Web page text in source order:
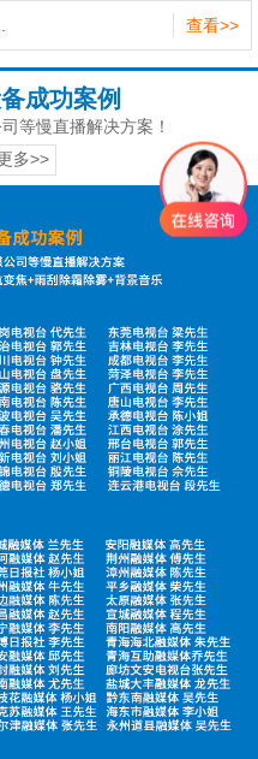
查看>>
成功案例
等慢直播解决方案！
多>>